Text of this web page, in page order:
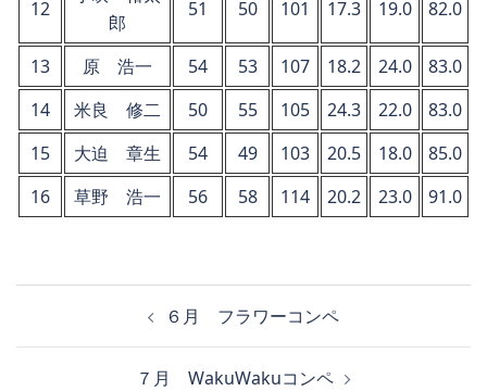
12
郎
51 50 101 17.3 19.0 82.0
13 原 浩一 54 53 107 18.2 24.0
83.0
14
米良 修二 50 55 105 24.3 22.0
83.0
15
大迫 章生 54 49 103 20.5 18.0
85.0
16
草野 浩一 56 58 114 20.2 23.0 91.0
６月 フラワーコンペ
７月 WakuWakuコンペ